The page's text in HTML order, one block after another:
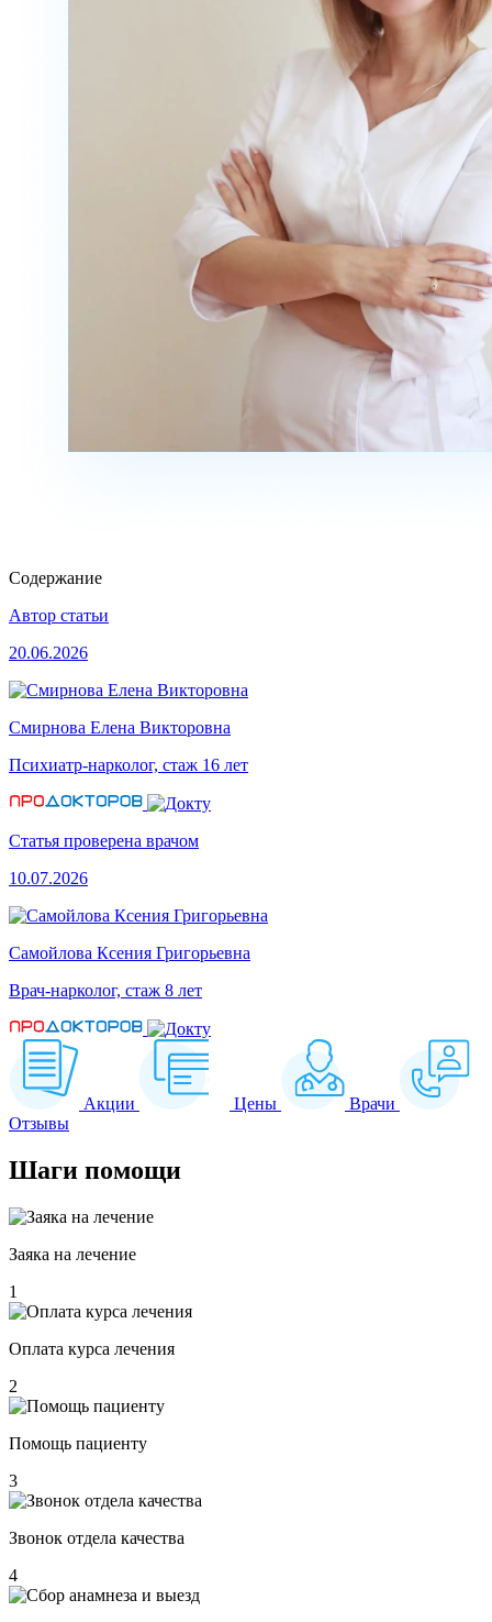
Содержание
Автор статьи
20.06.2026
Смирнова Елена Викторовна
Психиатр-нарколог, стаж 16 лет
Статья проверена врачом
10.07.2026
Самойлова Ксения Григорьевна
Врач-нарколог, стаж 8 лет
Акции Цены
Врачи
Отзывы
Шаги помощи
Заяка на лечение
1
Оплата курса лечения
2
Помощь пациенту
3
Звонок отдела качества
4